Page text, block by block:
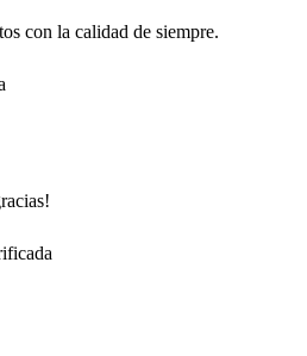
con la calidad de siempre.